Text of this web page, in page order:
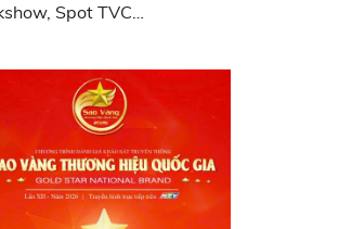
Spot TVC…